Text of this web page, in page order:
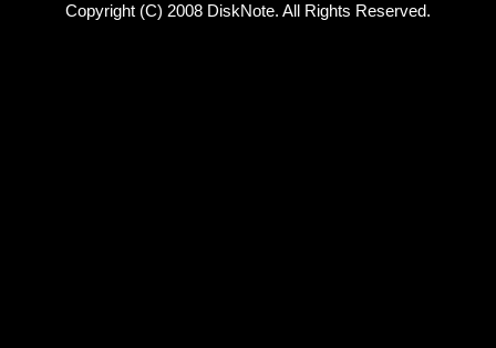
Copyright (C) 2008 DiskNote. All Rights Reserved.